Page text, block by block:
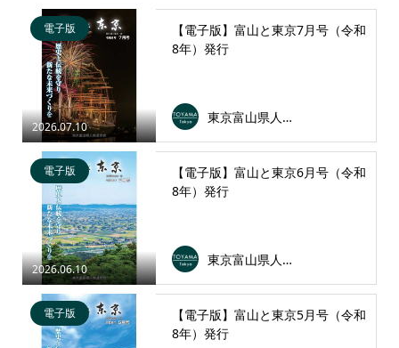
2026.07.10
電子版
【電子版】富山と東京7月号（令和
8年）発行
東京富山県人会連合会
2026.06.10
電子版
【電子版】富山と東京6月号（令和
8年）発行
東京富山県人会連合会
電子版
【電子版】富山と東京5月号（令和
8年）発行